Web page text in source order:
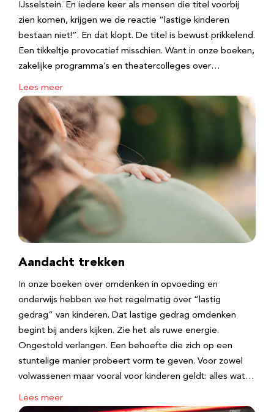
IJsselstein. En iedere keer als mensen die titel voorbij
zien komen, krijgen we de reactie “lastige kinderen
bestaan niet!”. En dat klopt. De titel is bewust prikkelend.
Een tikkeltje provocatief misschien. Want in onze boeken,
zakelijke programma’s en theatercolleges over…
Lees meer
Aandacht trekken
In onze boeken over omdenken in opvoeding en
onderwijs hebben we het regelmatig over “lastig
gedrag” van kinderen. Dat lastige gedrag omdenken
begint bij anders kijken. Zie het als ruwe energie.
Ongestold verlangen. Een behoefte die zich op een
stuntelige manier probeert vorm te geven. Voor zowel
volwassenen maar vooral voor kinderen geldt: alles wat…
Lees meer